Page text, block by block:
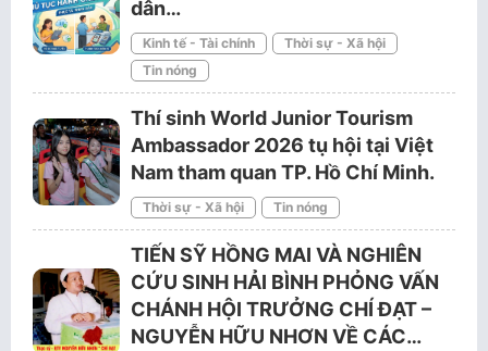
dân…
Kinh tế - Tài chính
Thời sự - Xã hội
Tin nóng
Thí sinh World Junior Tourism
Ambassador 2026 tụ hội tại Việt
Nam tham quan TP. Hồ Chí Minh.
Thời sự - Xã hội Tin nóng
TIẾN SỸ HỒNG MAI VÀ NGHIÊN
CỨU SINH HẢI BÌNH PHỎNG VẤN
CHÁNH HỘI TRƯỞNG CHÍ ĐẠT –
NGUYỄN HỮU NHƠN VỀ CÁC…